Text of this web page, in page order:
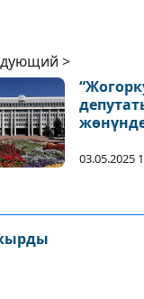
>
мүмкүн
03.05.2025